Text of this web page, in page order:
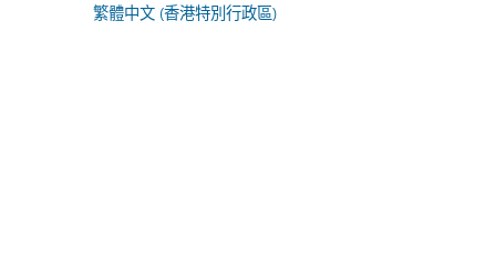
繁體中文 (香港特別行政區)